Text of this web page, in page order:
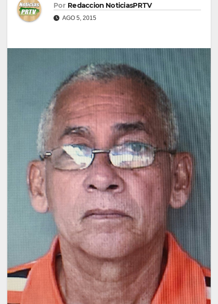
Por Redaccion NoticiasPRTV
AGO 5, 2015